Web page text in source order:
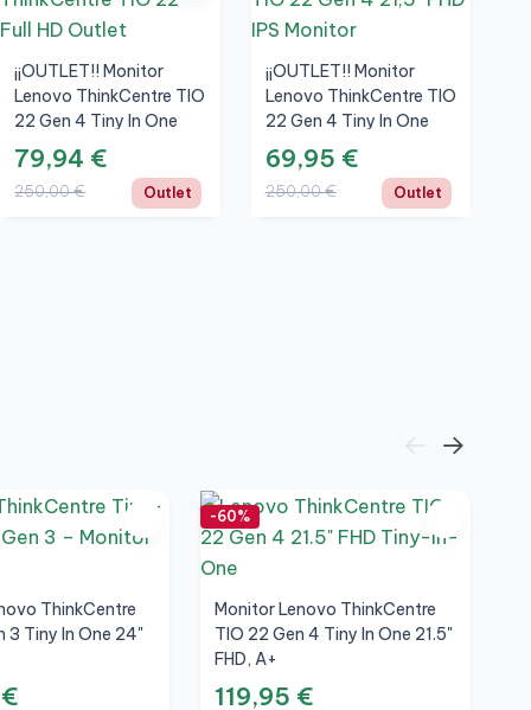
¡¡OUTLET!! Monitor
Lenovo ThinkCentre TIO
22 Gen 4 Tiny In One
21,5" FHD
79,94 €
250,00 € Outlet
¡¡OUTLET!! Monitor
Lenovo ThinkCentre TIO
22 Gen 4 Tiny In One
21.5" FHD
69,95 €
250,00 € Outlet
ThinkCentre
3 Tiny In One 24"
-60%
Monitor Lenovo ThinkCentre
TIO 22 Gen 4 Tiny In One 21.5"
FHD, A+
119,95 €